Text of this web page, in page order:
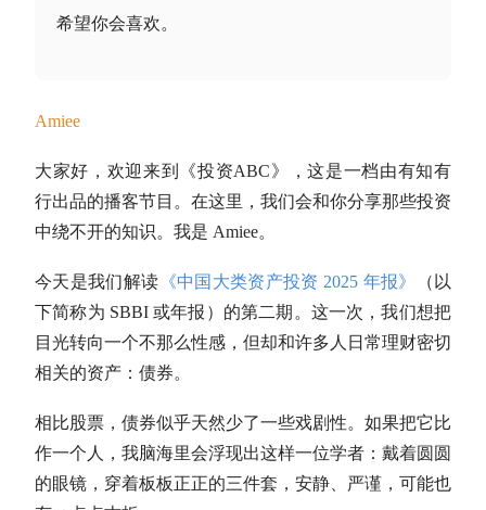
希望你会喜欢。
Amiee
大家好，欢迎来到《投资ABC》，这是一档由有知有
行出品的播客节目。在这里，我们会和你分享那些投资
中绕不开的知识。我是 Amiee。
今天是我们解读 《中国大类资产投资 2025 年报》
（以
下简称为 SBBI 或年报）的第二期。这一次，我们想把
目光转向一个不那么性感，但却和许多人日常理财密切
相关的资产：债券。
相比股票，债券似乎天然少了一些戏剧性。如果把它比
作一个人，我脑海里会浮现出这样一位学者：戴着圆圆
的眼镜，穿着板板正正的三件套，安静、严谨，可能也